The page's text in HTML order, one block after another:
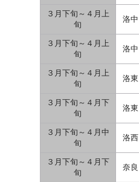
３月下旬～４月上
旬
洛中
３月下旬～４月上
旬
洛中
３月下旬～４月上
旬
洛東
３月下旬～４月下
旬
洛東
３月下旬～４月中
旬
洛西
３月下旬～４月下
旬
奈良